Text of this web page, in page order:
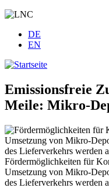
DE
EN
Emissionsfreie
Meile: Mikro-
Fördermöglichkeiten für
Umsetzung von Mikro-
des Lieferverkehrs werden